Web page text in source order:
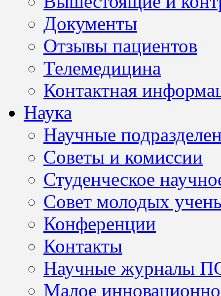
Документы
Отзывы пациентов
Телемедицина
Контактная
Наука
Научные
Советы и комиссии
Студенческое
Совет молодых
Конференции
Контакты
Научные журналы
Малое